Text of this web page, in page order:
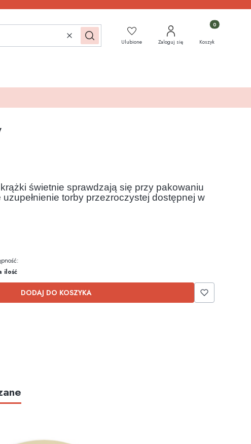
WyczyśćSzukaj Ulubione Zaloguj się
Produkty w
Koszyk
świetnie sprawdzają się przy pakowaniu
torby przezroczystej dostępnej w
ilość
DODAJ DO KOSZYKA